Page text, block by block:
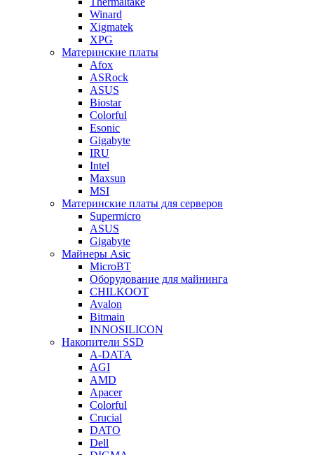
Winard
Xigmatek
XPG
Материнские платы
Afox
ASRock
ASUS
Biostar
Colorful
Esonic
Gigabyte
IRU
Intel
Maxsun
MSI
Материнские платы для серверов
Supermicro
ASUS
Gigabyte
Майнеры Asic
MicroBT
Оборудование для майнинга
CHILKOOT
Avalon
Bitmain
INNOSILICON
Накопители SSD
A-DATA
AGI
AMD
Apacer
Colorful
Crucial
DATO
Dell